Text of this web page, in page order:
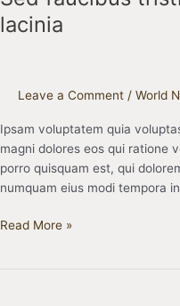
lacinia
Leave a Comment / World
Ipsam voluptatem quia
magni dolores eos qui ratione
porro quisquam est, qui
numquam eius modi tempora
nisi
sit
Read More »